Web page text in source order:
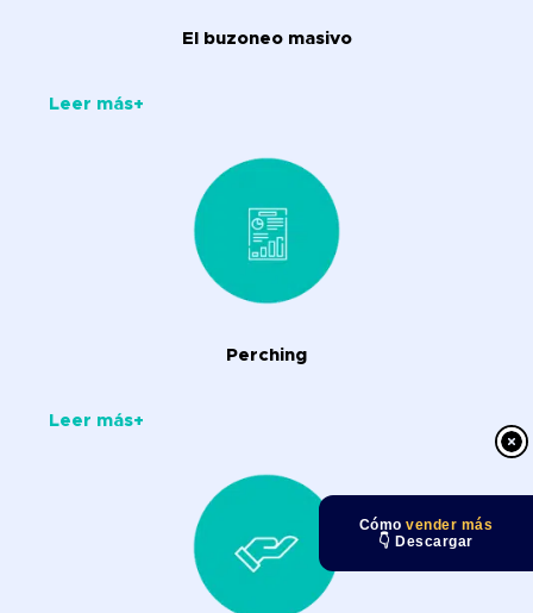
Cómovender más
👇 Descargar
El buzoneo masivo
Leer más+
Perching
Leer más+